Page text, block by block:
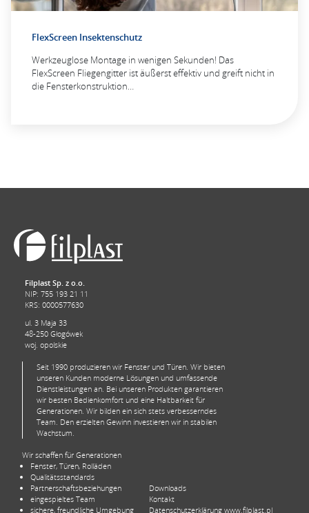
FlexScreen Insektenschutz
Werkzeuglose Montage in wenigen Sekunden! Das
FlexScreen Fliegengitter ist äußerst effektiv und greift nicht in
die Fensterkonstruktion…
Filplast Sp. z o.o.
NIP: 755 193 21 11
KRS: 0000577630
ul. 3 Maja 33
48-250 Głogówek
woj. opolskie
Seit 1990 produzieren wir Fenster und Türen. Wir bieten
unseren Kunden moderne Lösungen und umfassende
Dienstleistungen an. Bei unseren Produkten garantieren
wir besten Bedienkomfort und eine Haltbarkeit für
Generationen. Wir bilden ein sich stets verbesserndes
Team. Den erzielten Gewinn investieren wir in stabilen
Wachstum.
Wir schaffen für Generationen
Fenster, Türen, Rolläden
Qualitätsstandards
Partnerschaftsbeziehungen
eingespieltes Team
sichere, freundliche Umgebung
Downloads
Kontakt
Datenschutzerklärung www.filplast.pl